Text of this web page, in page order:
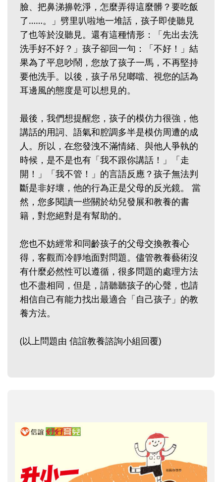
臉、把鼻涕擤乾淨，怎麼弄得這麼髒？要吃飯
了……。」劈里叭啦地一堆話，孩子即使聽見
了也等於沒聽見。還有這種情形：「先出去洗
洗手好不好？」孩子卻回一句：「不好！」結
果為了平息吵鬧，您放了孩子一馬，不再堅持
要他洗手。以後，孩子吊兒啷噹、視您的話為
耳邊風的態度是可以想見的。
最後，我們想提醒您，孩子的模仿力很強，他
講話的用詞、語氣和腔調多半是模仿周遭的成
人。所以，在您發洩不滿情緒、與他人爭執的
時候，是不是也有「我不跟你講話！」「走
開！」「我不管！」的言語反應？孩子無法判
斷是非好壞，他的行為正是父母的反光鏡。 當
然，您多閱讀一些關於幼兒發展和教養的書
籍，對您絕對是有幫助的。
您也不妨經常和同齡孩子的父母交換教養心
得，客觀而冷靜地面對問題。儘管教養藝術沒
有什麼必然性可以遵循，很多問題的處理方法
也不盡相同，但是，請聽聽孩子的心聲，也請
相信自己有能力找出最適合「自己孩子」的教
養方法。
(以上問題由 信誼教養諮詢小組回覆)